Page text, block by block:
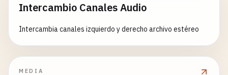
Intercambio Canales Audio
Intercambia canales izquierdo y derecho archivo estéreo
MEDIA